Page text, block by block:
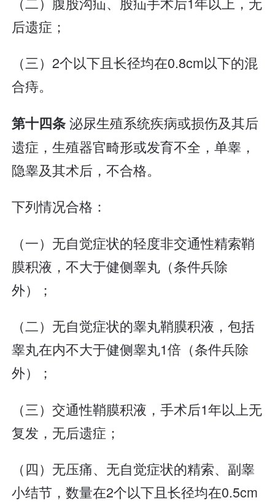
后遗症；
（三）2个以下且长径均在0.8cm以下的混
合痔。
第十四条泌尿生殖系统疾病或损伤及其后
遗症，生殖器官畸形或发育不全，单睾，
隐睾及其术后，不合格。
下列情况合格：
（一）无自觉症状的轻度非交通性精索鞘
膜积液，不大于健侧睾丸（条件兵除
外）；
（二）无自觉症状的睾丸鞘膜积液，包括
睾丸在内不大于健侧睾丸1倍（条件兵除
外）；
（三）交通性鞘膜积液，手术后1年以上无
复发，无后遗症；
（四）无压痛、无自觉症状的精索、副睾
小结节，数量在2个以下且长径均在0.5cm